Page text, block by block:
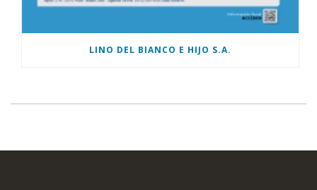
LINO DEL BIANCO E HIJO S.A.